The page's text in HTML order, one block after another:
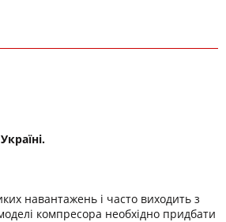
навантажень і часто виходить з
компресора необхідно придбати